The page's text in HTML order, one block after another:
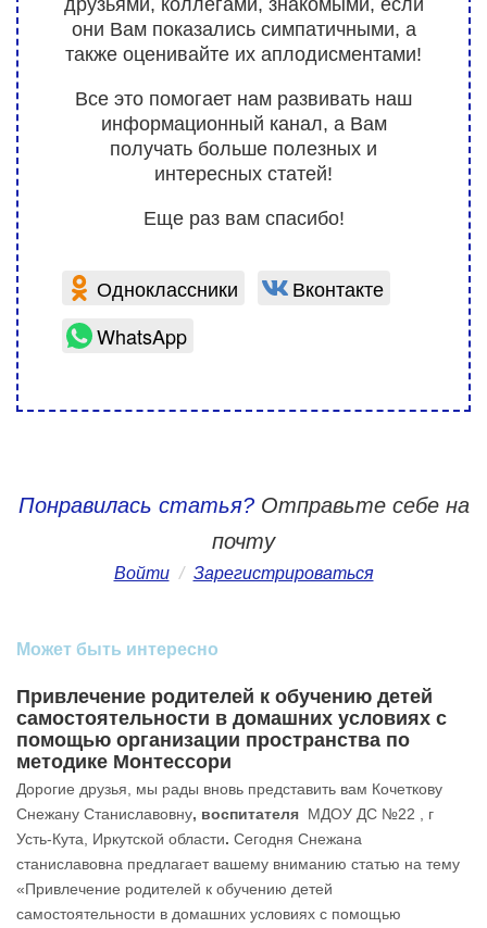
они Вам показались симпатичными, а
также оценивайте их аплодисментами!
Все это помогает нам развивать наш
информационный канал, а Вам
получать больше полезных и
интересных статей!
Еще раз вам спасибо!
Одноклассники
Вконтакте
WhatsApp
Понравилась статья?Отправьте себе на
почту
Войти / Зарегистрироваться
Может быть интересно
Привлечение родителей к обучению детей
самостоятельности в домашних условиях с
помощью организации пространства по
методике Монтессори
Дорогие друзья, мы рады вновь представить вам Кочеткову
Снежану Станиславовну, воспитателя МДОУ ДС №22 , г
Усть-Кута, Иркутской области. Сегодня Снежана
станиславовна предлагает вашему вниманию статью на тему
«Привлечение родителей к обучению детей
самостоятельности в домашних условиях с помощью